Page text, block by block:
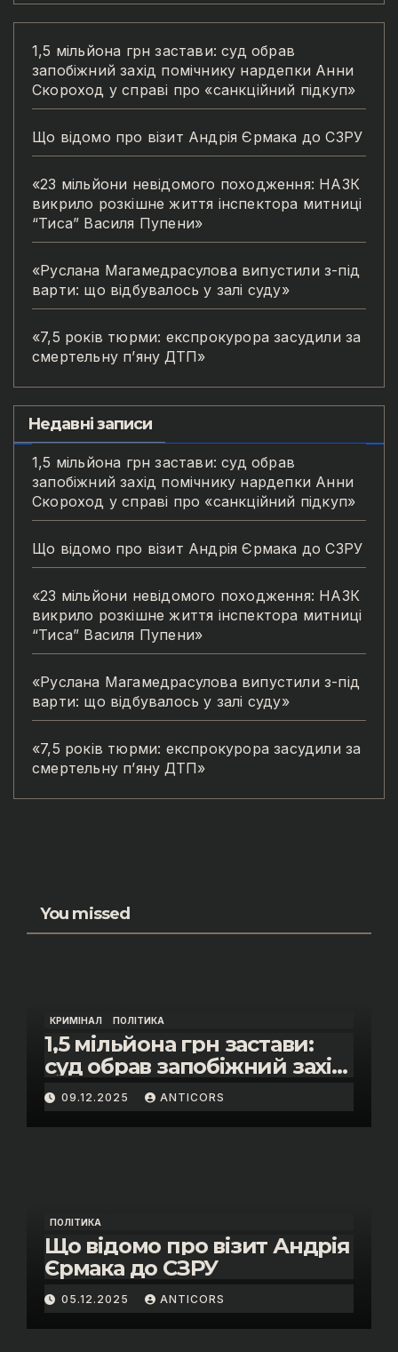
1,5 мільйона грн застави: суд обрав
запобіжний захід помічнику нардепки Анни
Скороход у справі про «санкційний підкуп»
Що відомо про візит Андрія Єрмака до СЗРУ
«23 мільйони невідомого походження: НАЗК
викрило розкішне життя інспектора митниці
“Тиса” Василя Пупени»
«Руслана Магамедрасулова випустили з-під
варти: що відбувалось у залі суду»
«7,5 років тюрми: експрокурора засудили за
смертельну п’яну ДТП»
Недавні записи
1,5 мільйона грн застави: суд обрав
запобіжний захід помічнику нардепки Анни
Скороход у справі про «санкційний підкуп»
Що відомо про візит Андрія Єрмака до СЗРУ
«23 мільйони невідомого походження: НАЗК
викрило розкішне життя інспектора митниці
“Тиса” Василя Пупени»
«Руслана Магамедрасулова випустили з-під
варти: що відбувалось у залі суду»
«7,5 років тюрми: експрокурора засудили за
смертельну п’яну ДТП»
You missed
КРИМІНАЛ ПОЛІТИКА
1,5 мільйона грн застави:
суд обрав запобіжний захід
помічнику нардепки Анни
Скороход у справі про
«санкційний підкуп»
09.12.2025 ANTICORS
ПОЛІТИКА
Що відомо про візит Андрія
Єрмака до СЗРУ
05.12.2025 ANTICORS